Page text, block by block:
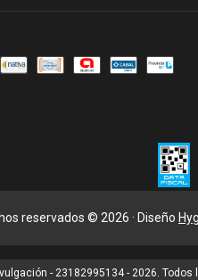
reservados © 2026 · Diseño
- 23182995134 - 2026. Todos